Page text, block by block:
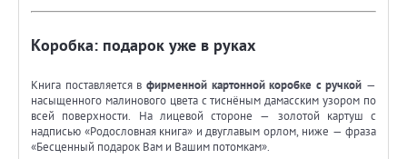
Коробка: подарок уже в руках
Книга поставляется в фирменной картонной коробке с ручкой —
насыщенного малинового цвета с тиснёным дамасским узором по
всей поверхности. На лицевой стороне — золотой картуш с
надписью «Родословная книга» и двуглавым орлом, ниже — фраза
«Бесценный подарок Вам и Вашим потомкам».